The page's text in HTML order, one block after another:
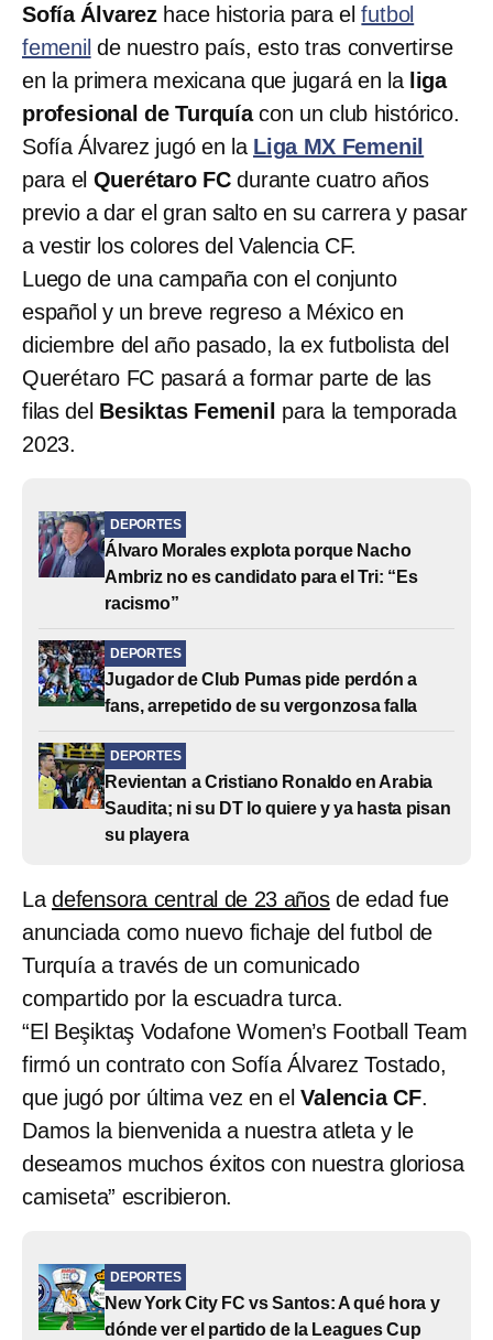
Sofía Álvarez hace historia para elfutbol
femenil de nuestro país, esto tras convertirse
en la primera mexicana que jugará en la liga
profesional de Turquíacon un club histórico.
Sofía Álvarez jugó en la Liga MX Femenil
para el Querétaro FCdurante cuatro años
previo a dar el gran salto en su carrera y pasar
a vestir los colores del Valencia CF.
Luego de una campaña con el conjunto
español y un breve regreso a México en
diciembre del año pasado, la ex futbolista del
Querétaro FC pasará a formar parte de las
filas del Besiktas Femenil para la temporada
2023.
DEPORTES
Álvaro Morales explota porque Nacho
Ambriz no es candidato para el Tri: “Es
racismo”
DEPORTES
Jugador de Club Pumas pide perdón a
fans, arrepetido de su vergonzosa falla
DEPORTES
Revientan a Cristiano Ronaldo en Arabia
Saudita; ni su DT lo quiere y ya hasta pisan
su playera
La defensora central de 23 añosde edad fue
anunciada como nuevo fichaje del futbol de
Turquía a través de un comunicado
compartido por la escuadra turca.
“El Beşiktaş Vodafone Women’s Football Team
firmó un contrato con Sofía Álvarez Tostado,
que jugó por última vez en elValencia CF.
Damos la bienvenida a nuestra atleta y le
deseamos muchos éxitos con nuestra gloriosa
camiseta” escribieron.
DEPORTES
New York City FC vs Santos: A qué hora y
dónde ver el partido de la Leagues Cup